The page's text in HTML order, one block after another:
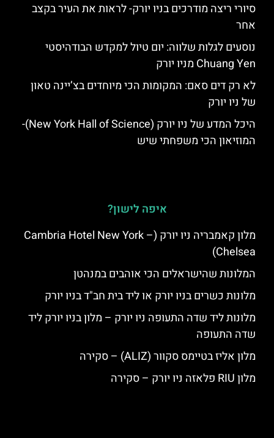
סיורי ריצה מודרכים בניו יורק- לראות את העיר בקצב
אחר
נוסעים לגלות שלווה: יום טיול למקדש הבודהיסטי
Chuang Yen מניו יורק
לא רק דים סאם: המקומות הכי מיוחדים בצ’יינה טאון
של ניו יורק
היכל המדע של ניו יורק (New York Hall of Science)-
המוזיאון הכי משפחתי שיש
איפה לישון?
מלון קאמבריה ניו יורק (Cambria Hotel New York –
Chelsea)
המלונות שהישראלים הכי אוהבים במנהטן
מלונות כשרים בניו יורק או ליד בית חב"ד בניו יורק
מלונות ליד שדה התעופה ניו יורק – מלון בניו יורק ליד
שדה התעופה
מלון אליז בטיימס סקוור (ALIZ) – סקירה
מלון RIU פלאזה ניו יורק – סקירה